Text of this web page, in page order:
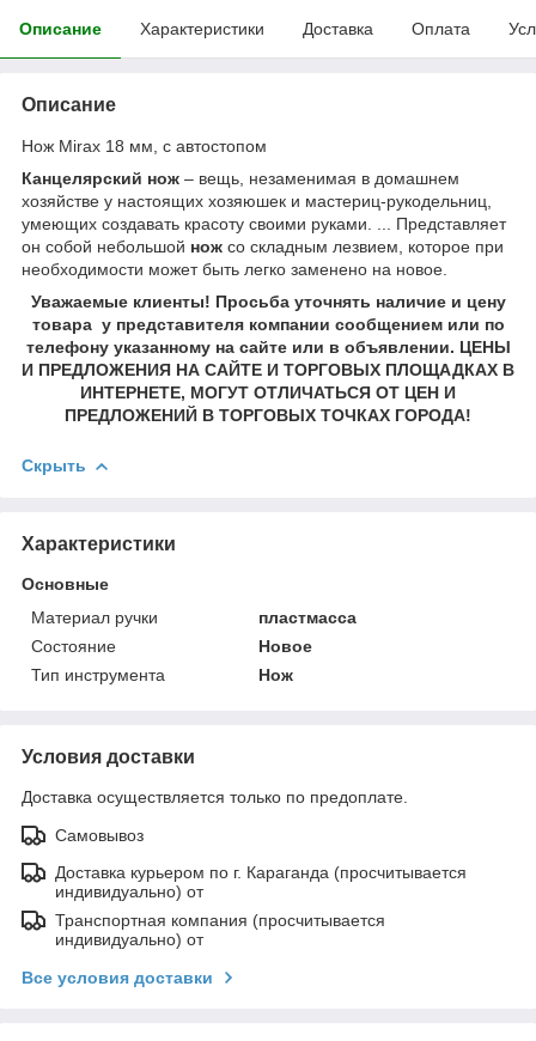
Описание Характеристики Доставка Оплата
Описание
Нож Mirax 18 мм, с автостопом
Канцелярский нож – вещь, незаменимая в домашнем
хозяйстве у настоящих хозяюшек и мастериц-рукодельниц,
умеющих создавать красоту своими руками. ... Представляет
он собой небольшой нож со складным лезвием, которое при
необходимости может быть легко заменено на новое.
Уважаемые клиенты! Просьба уточнять наличие и цену
товара у представителя компании сообщением или по
телефону указанному на сайте или в объявлении. ЦЕНЫ
И ПРЕДЛОЖЕНИЯ НА САЙТЕ И ТОРГОВЫХ ПЛОЩАДКАХ В
ИНТЕРНЕТЕ, МОГУТ ОТЛИЧАТЬСЯ ОТ ЦЕН И
ПРЕДЛОЖЕНИЙ В ТОРГОВЫХ ТОЧКАХ ГОРОДА!
Скрыть
Характеристики
Основные
Материал ручки
пластмасса
Состояние
Новое
Тип инструмента
Нож
Условия доставки
Доставка осуществляется только по предоплате.
Самовывоз
Доставка курьером по г. Караганда (просчитывается
индивидуально) от
Транспортная компания (просчитывается
индивидуально) от
Все условия доставки